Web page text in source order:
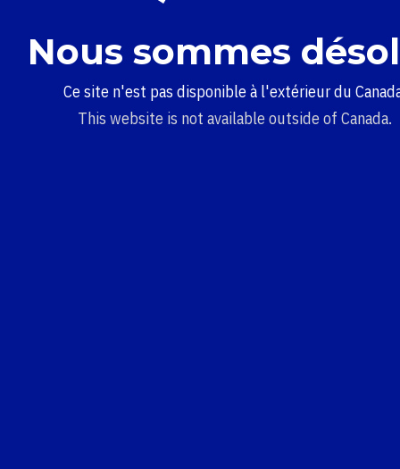
Nous sommes
Ce site n'est pas disponible à l'extérieur du
This website is not available outside of Canada.